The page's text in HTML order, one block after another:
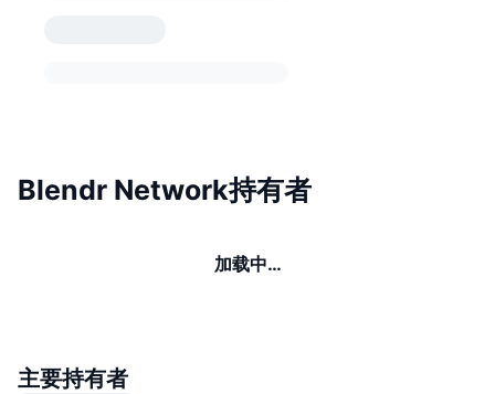
Blendr Network持有者
加载中…
主要持有者